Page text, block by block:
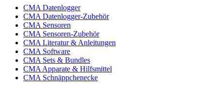
CMA Datenlogger
CMA Datenlogger-Zubehör
CMA Sensoren
CMA Sensoren-Zubehör
CMA Literatur & Anleitungen
CMA Software
CMA Sets & Bundles
CMA Apparate & Hilfsmittel
CMA Schnäppchenecke